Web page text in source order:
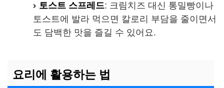
토스트 스프레드: 크림치즈 대신 통밀빵이나
토스트에 발라 먹으면 칼로리 부담을 줄이면서
도 담백한 맛을 즐길 수 있어요.
요리에 활용하는 법